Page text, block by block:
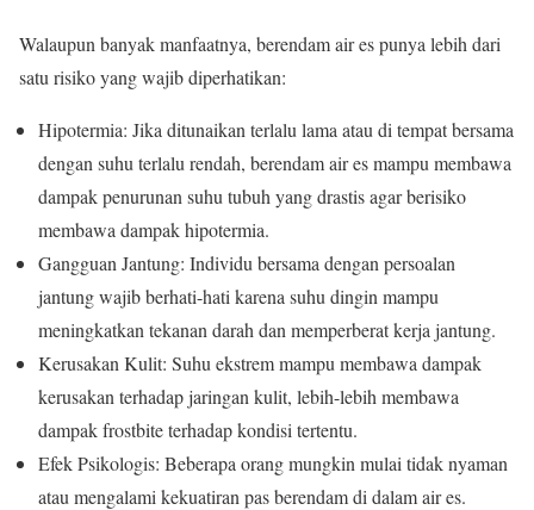
Walaupun banyak manfaatnya, berendam air es punya lebih dari
satu risiko yang wajib diperhatikan:
Hipotermia: Jika ditunaikan terlalu lama atau di tempat bersama
dengan suhu terlalu rendah, berendam air es mampu membawa
dampak penurunan suhu tubuh yang drastis agar berisiko
membawa dampak hipotermia.
Gangguan Jantung: Individu bersama dengan persoalan
jantung wajib berhati-hati karena suhu dingin mampu
meningkatkan tekanan darah dan memperberat kerja jantung.
Kerusakan Kulit: Suhu ekstrem mampu membawa dampak
kerusakan terhadap jaringan kulit, lebih-lebih membawa
dampak frostbite terhadap kondisi tertentu.
Efek Psikologis: Beberapa orang mungkin mulai tidak nyaman
atau mengalami kekuatiran pas berendam di dalam air es.